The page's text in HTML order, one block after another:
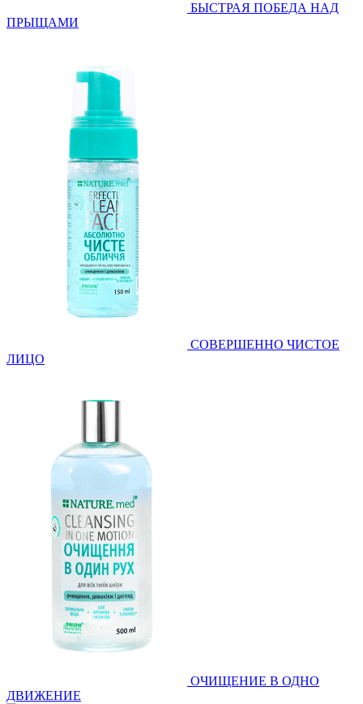
БЫСТРАЯ ПОБЕДА НАД
ПРЫЩАМИ
СОВЕРШЕННО ЧИСТОЕ
ЛИЦО
ОЧИЩЕНИЕ В ОДНО
ДВИЖЕНИЕ